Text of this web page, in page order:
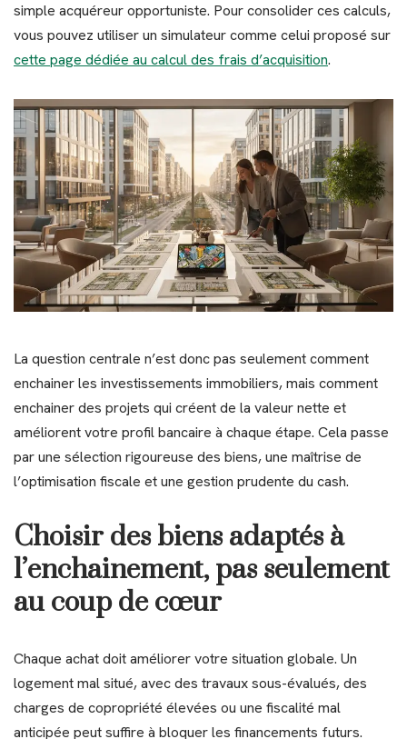
simple acquéreur opportuniste. Pour consolider ces calculs,
vous pouvez utiliser un simulateur comme celui proposé sur
cette page dédiée au calcul des frais d’acquisition.
La question centrale n’est donc pas seulement comment
enchainer les investissements immobiliers, mais comment
enchainer des projets qui créent de la valeur nette et
améliorent votre profil bancaire à chaque étape. Cela passe
par une sélection rigoureuse des biens, une maîtrise de
l’optimisation fiscale et une gestion prudente du cash.
Choisir des biens adaptés à
l’enchainement, pas seulement
au coup de cœur
Chaque achat doit améliorer votre situation globale. Un
logement mal situé, avec des travaux sous-évalués, des
charges de copropriété élevées ou une fiscalité mal
anticipée peut suffire à bloquer les financements futurs.